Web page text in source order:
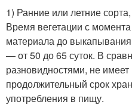
1) Ранние или летние
Время вегетации с
материала до
— от 50 до 65 суток. В
разновидностями, не
продолжительный срок
употребления в пищу.